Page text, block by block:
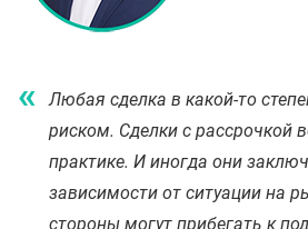
Любая сделка в какой-то
риском. Сделки с рассрочкой
практике. И иногда они
зависимости от ситуации на
стороны могут прибегать к